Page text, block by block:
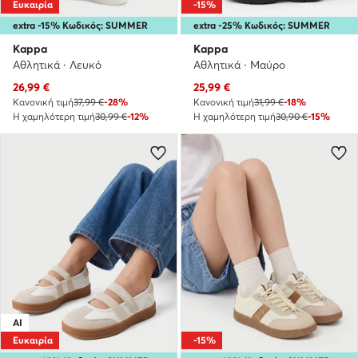
extra -15% Κωδικός: SUMMER
Ευκαιρία
Kappa
Αθλητικά · Λευκό
Τρέχουσα τιμή
26,99 €
Κανονική τιμή37,99 €-28%
Η χαμηλότερη τιμή30,99 €-12%
extra -25% Κωδικός: SUMMER
-15%
Kappa
Αθλητικά · Μαύρο
Τρέχουσα τιμή
25,99 €
Κανονική τιμή31,99 €-18%
Η χαμηλότερη τιμή30,90 €-15%
AI
Ευκαιρία
-15%